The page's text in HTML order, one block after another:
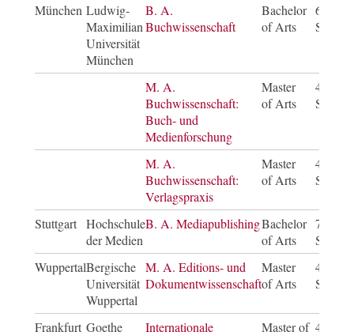
München Ludwig-
Maximilian
Universität
München
B. A.
Buchwissenschaft
Bachelor
of Arts
6
M. A.
Buchwissenschaft:
Buch- und
Medienforschung
Master
of Arts
4
M. A.
Buchwissenschaft:
Verlagspraxis
Master
of Arts
4
Stuttgart Hochschule
der Medien
B. A. MediapublishingBachelor
of Arts
7
WuppertalBergische
Universität
Wuppertal
M. A. Editions- und
Dokumentwissenschaft
Master
of Arts
4
Frankfurt Goethe
Internationale
Master of 4